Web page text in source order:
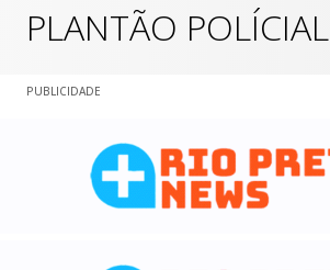
PLANTÃO POLÍCIAL
PUBLICIDADE